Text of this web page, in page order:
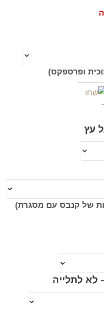
ופרספקס)
עץ
של קנבס עם מסגרת)
לא לתלייה